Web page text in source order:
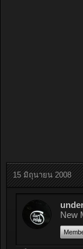
15 มิถุนายน 2008
New